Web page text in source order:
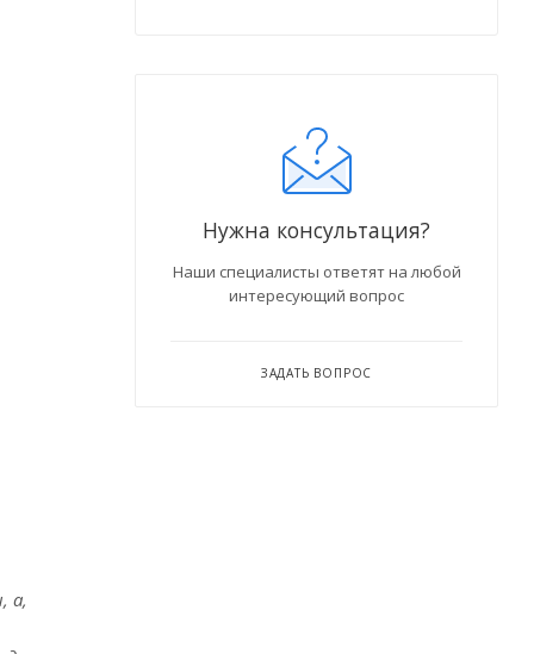
а,
Нужна консультация?
Наши специалисты ответят на любой
интересующий вопрос
ЗАДАТЬ ВОПРОС